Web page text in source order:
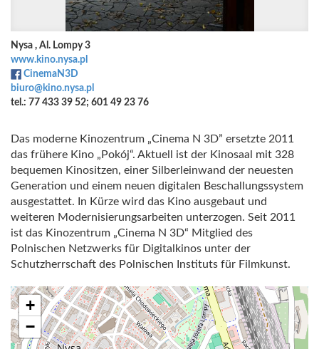
Nysa , Al. Lompy 3
www.kino.nysa.pl
CinemaN3D
biuro@kino.nysa.pl
tel.: 77 433 39 52; 601 49 23 76
Das moderne Kinozentrum „Cinema N 3D” ersetzte 2011
das frühere Kino „Pokój“. Aktuell ist der Kinosaal mit 328
bequemen Kinositzen, einer Silberleinwand der neuesten
Generation und einem neuen digitalen Beschallungssystem
ausgestattet. In Kürze wird das Kino ausgebaut und
weiteren Modernisierungsarbeiten unterzogen. Seit 2011
ist das Kinozentrum „Cinema N 3D“ Mitglied des
Polnischen Netzwerks für Digitalkinos unter der
Schutzherrschaft des Polnischen Instituts für Filmkunst.
+
−